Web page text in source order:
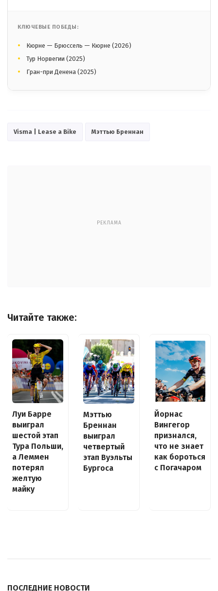
КЛЮЧЕВЫЕ ПОБЕДЫ:
Кюрне — Брюссель — Кюрне (2026)
Тур Норвегии (2025)
Гран-при Денена (2025)
Visma | Lease a Bike Мэттью Бреннан
РЕКЛАМА
Читайте также:
Луи Барре
выиграл
шестой этап
Тура Польши,
а Леммен
потерял
желтую
майку
Мэттью
Бреннан
выиграл
четвертый
этап Вуэльты
Бургоса
Йорнас
Вингегор
признался,
что не знает
как бороться
с Погачаром
ПОСЛЕДНИЕ НОВОСТИ